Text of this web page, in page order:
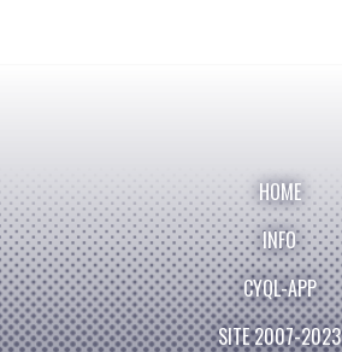
HOME
INFO
CYQL-APP
SITE 2007-2023